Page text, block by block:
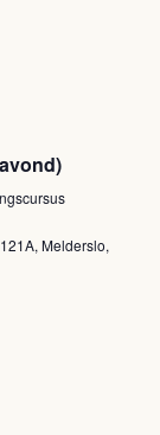
Melderslo,